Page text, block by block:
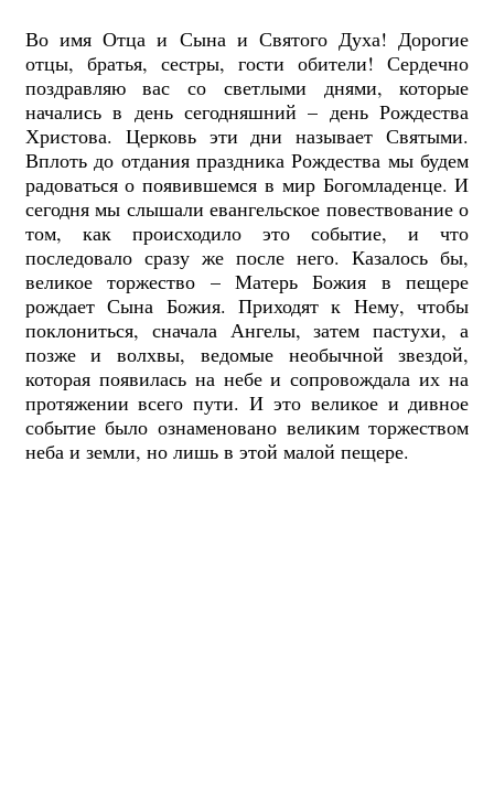
Во имя Отца и Сына и Святого Духа! Дорогие
отцы, братья, сестры, гости обители! Сердечно
поздравляю вас со светлыми днями, которые
начались в день сегодняшний – день Рождества
Христова. Церковь эти дни называет Святыми.
Вплоть до отдания праздника Рождества мы будем
радоваться о появившемся в мир Богомладенце. И
сегодня мы слышали евангельское повествование о
том, как происходило это событие, и что
последовало сразу же после него. Казалось бы,
великое торжество – Матерь Божия в пещере
рождает Сына Божия. Приходят к Нему, чтобы
поклониться, сначала Ангелы, затем пастухи, а
позже и волхвы, ведомые необычной звездой,
которая появилась на небе и сопровождала их на
протяжении всего пути. И это великое и дивное
событие было ознаменовано великим торжеством
неба и земли, но лишь в этой малой пещере.